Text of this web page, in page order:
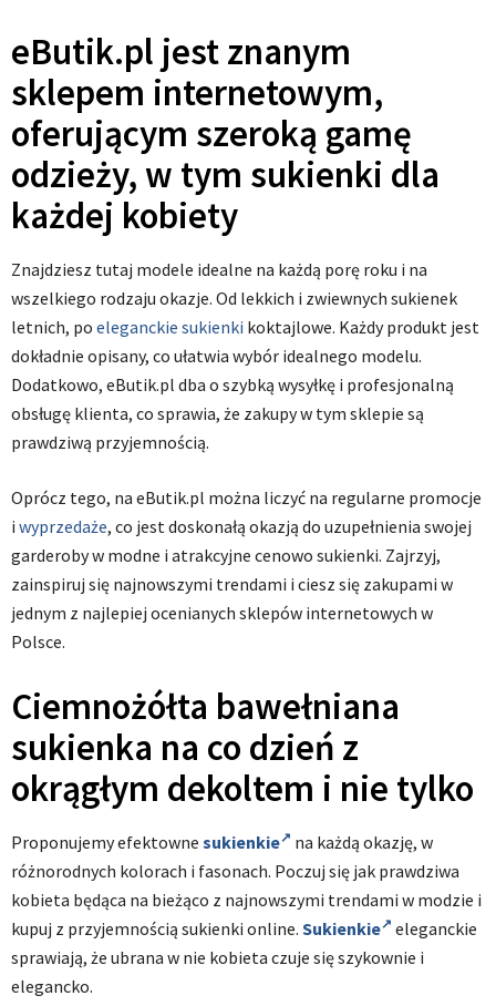
eButik.pl jest znanym
sklepem internetowym,
oferującym szeroką gamę
odzieży, w tym sukienki dla
każdej kobiety
Znajdziesz tutaj modele idealne na każdą porę roku i na
wszelkiego rodzaju okazje. Od lekkich i zwiewnych sukienek
letnich, po eleganckie sukienki koktajlowe. Każdy produkt jest
dokładnie opisany, co ułatwia wybór idealnego modelu.
Dodatkowo, eButik.pl dba o szybką wysyłkę i profesjonalną
obsługę klienta, co sprawia, że zakupy w tym sklepie są
prawdziwą przyjemnością.
Oprócz tego, na eButik.pl można liczyć na regularne promocje
i wyprzedaże, co jest doskonałą okazją do uzupełnienia swojej
garderoby w modne i atrakcyjne cenowo sukienki. Zajrzyj,
zainspiruj się najnowszymi trendami i ciesz się zakupami w
jednym z najlepiej ocenianych sklepów internetowych w
Polsce.
Ciemnożółta bawełniana
sukienka na co dzień z
okrągłym dekoltem i nie tylko
Proponujemy efektowne sukienkie
na każdą okazję, w
różnorodnych kolorach i fasonach. Poczuj się jak prawdziwa
kobieta będąca na bieżąco z najnowszymi trendami w modzie i
kupuj z przyjemnością sukienki online. Sukienkie
eleganckie
sprawiają, że ubrana w nie kobieta czuje się szykownie i
elegancko.